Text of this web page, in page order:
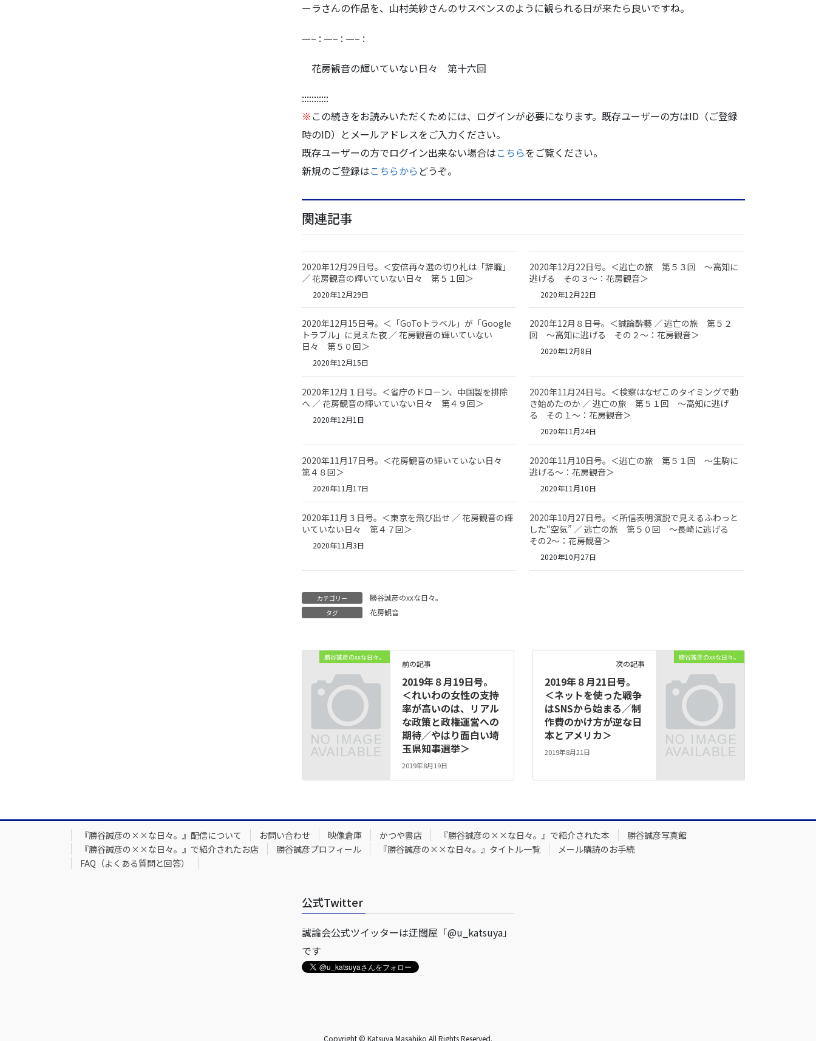
ーラさんの作品を、山村美紗さんのサスペンスのように観られる日が来たら良いですね。
—– : —– : —– :
花房観音の輝いていない日々 第十六回
:::::::::::
※ この続きをお読みいただくためには、ログインが必要になります。既存ユーザーの方はID（ご登録
時のID）とメールアドレスをご入力ください。
既存ユーザーの方でログイン出来ない場合はこちらをご覧ください。
新規のご登録はこちらから どうぞ。
関連記事
2020年12月29日号。＜安倍再々選の切り札は「辞職」
／ 花房観音の輝いていない日々 第５１回＞
2020年12月29日
2020年12月22日号。＜逃亡の旅 第５３回 ～高知に
逃げる その３～：花房観音＞
2020年12月22日
2020年12月15日号。＜「GoToトラベル」が「Google
トラブル」に見えた夜 ／ 花房観音の輝いていない
日々 第５０回＞
2020年12月15日
2020年12月８日号。＜誠論酔藝 ／ 逃亡の旅 第５２
回 ～高知に逃げる その２～：花房観音＞
2020年12月8日
2020年12月１日号。＜省庁のドローン、中国製を排除
へ ／ 花房観音の輝いていない日々 第４９回＞
2020年12月1日
2020年11月24日号。＜検察はなぜこのタイミングで動
き始めたのか ／ 逃亡の旅 第５１回 ～高知に逃げ
る その１～：花房観音＞
2020年11月24日
2020年11月17日号。＜花房観音の輝いていない日々
第４８回＞
2020年11月17日
2020年11月10日号。＜逃亡の旅 第５１回 ～生駒に
逃げる～：花房観音＞
2020年11月10日
2020年11月３日号。＜東京を飛び出せ ／ 花房観音の輝
いていない日々 第４７回＞
2020年11月3日
2020年10月27日号。＜所信表明演説で見えるふわっと
した“空気” ／ 逃亡の旅 第５０回 ～長崎に逃げる
その2～：花房観音＞
2020年10月27日
カテゴリー 勝谷誠彦のxxな日々。
タグ 花房観音
勝谷誠彦のxxな日々。
前の記事
2019年８月19日号。
＜れいわの女性の支持
率が高いのは、リアル
な政策と政権運営への
期待／やはり面白い埼
玉県知事選挙＞
2019年8月19日
勝谷誠彦のxxな日々。
次の記事
2019年８月21日号。
＜ネットを使った戦争
はSNSから始まる／制
作費のかけ方が逆な日
本とアメリカ＞
2019年8月21日
『勝谷誠彦の××な日々。』配信について お問い合わせ 映像倉庫 かつや書店 『勝谷誠彦の××な日々。』で紹介された本
勝谷誠彦写真館
『勝谷誠彦の××な日々。』で紹介されたお店
勝谷誠彦プロフィール 『勝谷誠彦の××な日々。』タイトル一覧
メール購読のお手続
FAQ（よくある質問と回答）
公式Twitter
誠論会公式ツイッターは迂闊屋「@u_katsuya」
です
Copyright © Katsuya Masahiko All Rights Reserved.